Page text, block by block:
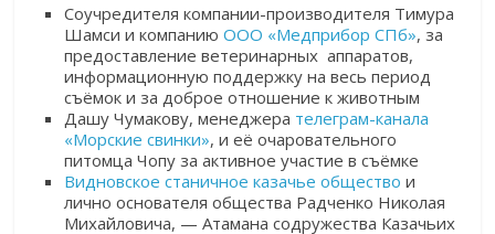
Соучредителя компании-производителя Тимура
Шамси и компаниюООО «Медприбор СПб», за
предоставление ветеринарных аппаратов,
информационную поддержку на весь период
съёмок и за доброе отношение к животным
Дашу Чумакову, менеджера телеграм-канала
«Морские свинки», и её очаровательного
питомца Чопу за активное участие в съёмке
Видновское станичное казачье обществои
лично основателя общества Радченко Николая
Михайловича, — Атамана содружества Казачьих